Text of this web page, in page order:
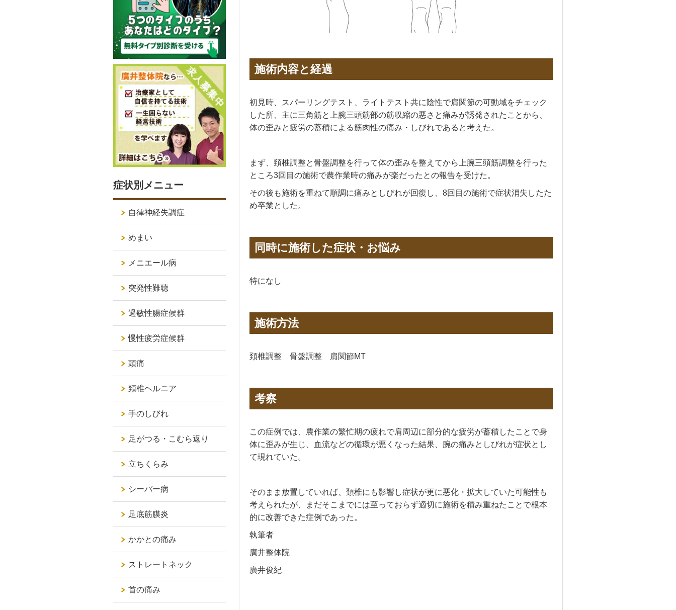
施術内容と経過
初見時、スパーリングテスト、ライトテスト共に陰性で肩関節の可動域をチェック
した所、主に三角筋と上腕三頭筋部の筋収縮の悪さと痛みが誘発されたことから、
体の歪みと疲労の蓄積による筋肉性の痛み・しびれであると考えた。
まず、頚椎調整と骨盤調整を行って体の歪みを整えてから上腕三頭筋調整を行った
ところ3回目の施術で農作業時の痛みが楽だったとの報告を受けた。
その後も施術を重ねて順調に痛みとしびれが回復し、8回目の施術で症状消失したた
め卒業とした。
同時に施術した症状・お悩み
特になし
施術方法
頚椎調整 骨盤調整 肩関節MT
考察
この症例では、農作業の繁忙期の疲れで肩周辺に部分的な疲労が蓄積したことで身
体に歪みが生じ、血流などの循環が悪くなった結果、腕の痛みとしびれが症状とし
て現れていた。
そのまま放置していれば、頚椎にも影響し症状が更に悪化・拡大していた可能性も
考えられたが、まだそこまでには至っておらず適切に施術を積み重ねたことで根本
的に改善できた症例であった。
執筆者
廣井整体院
廣井俊紀
症状別メニュー
自律神経失調症
めまい
メニエール病
突発性難聴
過敏性腸症候群
慢性疲労症候群
頭痛
頚椎ヘルニア
手のしびれ
足がつる・こむら返り
立ちくらみ
シーバー病
足底筋膜炎
かかとの痛み
ストレートネック
首の痛み